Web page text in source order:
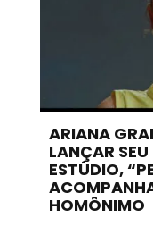
ARIANA
LANÇAR
ESTÚDIO,
HOMÔNIMO